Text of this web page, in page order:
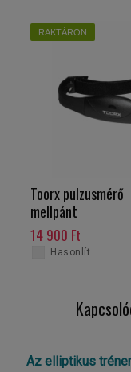
RAKTÁRON
Toorx pulzusmérő
mellpánt
14 900 Ft
Hasonlít
Az elliptikus